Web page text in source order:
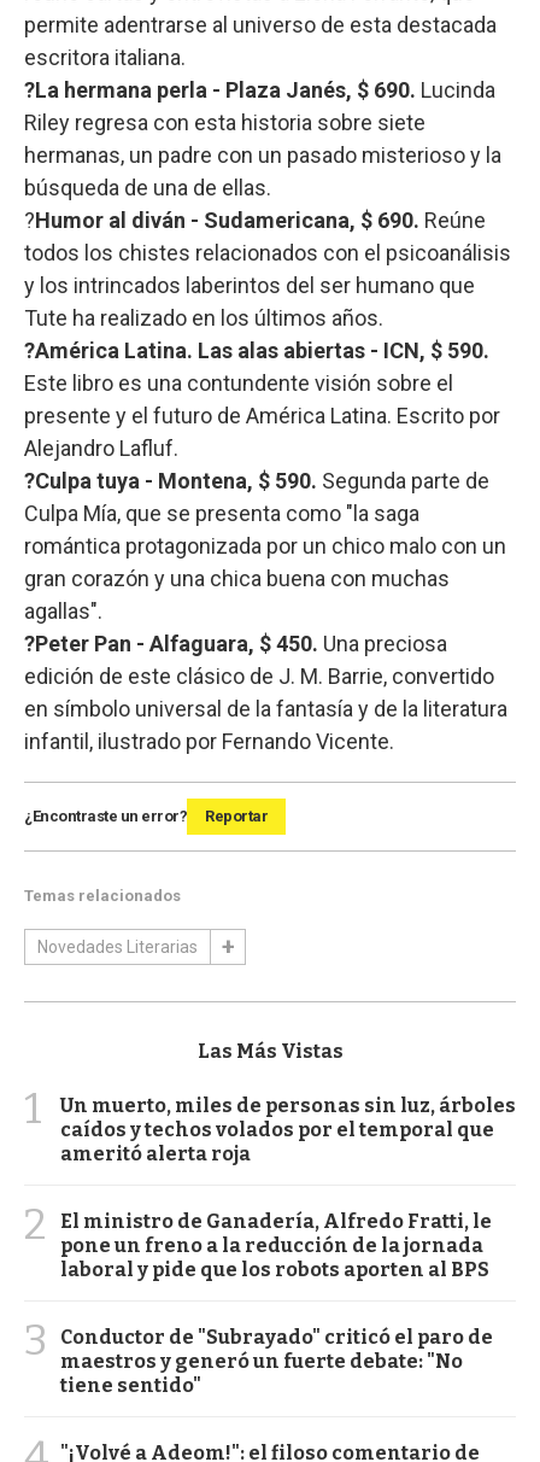
permite adentrarse al universo de esta destacada
escritora italiana.
?La hermana perla - Plaza Janés, $ 690. Lucinda
Riley regresa con esta historia sobre siete
hermanas, un padre con un pasado misterioso y la
búsqueda de una de ellas.
?Humor al diván - Sudamericana, $ 690. Reúne
todos los chistes relacionados con el psicoanálisis
y los intrincados laberintos del ser humano que
Tute ha realizado en los últimos años.
?América Latina. Las alas abiertas - ICN, $ 590.
Este libro es una contundente visión sobre el
presente y el futuro de América Latina. Escrito por
Alejandro Lafluf.
?Culpa tuya - Montena, $ 590. Segunda parte de
Culpa Mía, que se presenta como "la saga
romántica protagonizada por un chico malo con un
gran corazón y una chica buena con muchas
agallas".
?Peter Pan - Alfaguara, $ 450. Una preciosa
edición de este clásico de J. M. Barrie, convertido
en símbolo universal de la fantasía y de la literatura
infantil, ilustrado por Fernando Vicente.
¿Encontraste un error? Reportar
Temas relacionados
Novedades Literarias
Las Más Vistas
1
Un muerto, miles de personas sin luz, árboles
caídos y techos volados por el temporal que
ameritó alerta roja
2
El ministro de Ganadería, Alfredo Fratti, le
pone un freno a la reducción de la jornada
laboral y pide que los robots aporten al BPS
3
Conductor de "Subrayado" criticó el paro de
maestros y generó un fuerte debate: "No
tiene sentido"
"¡Volvé a Adeom!": el filoso comentario de